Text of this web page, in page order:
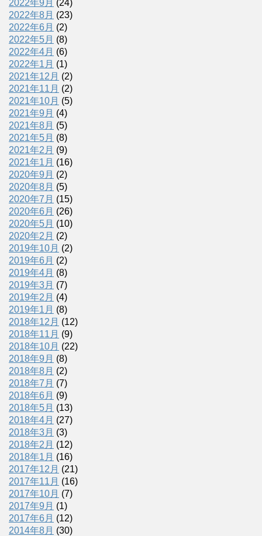
2022年9月 (24)
2022年8月 (23)
2022年6月 (2)
2022年5月 (8)
2022年4月 (6)
2022年1月 (1)
2021年12月 (2)
2021年11月 (2)
2021年10月 (5)
2021年9月 (4)
2021年8月 (5)
2021年5月 (8)
2021年2月 (9)
2021年1月 (16)
2020年9月 (2)
2020年8月 (5)
2020年7月 (15)
2020年6月 (26)
2020年5月 (10)
2020年2月 (2)
2019年10月 (2)
2019年6月 (2)
2019年4月 (8)
2019年3月 (7)
2019年2月 (4)
2019年1月 (8)
2018年12月 (12)
2018年11月 (9)
2018年10月 (22)
2018年9月 (8)
2018年8月 (2)
2018年7月 (7)
2018年6月 (9)
2018年5月 (13)
2018年4月 (27)
2018年3月 (3)
2018年2月 (12)
2018年1月 (16)
2017年12月 (21)
2017年11月 (16)
2017年10月 (7)
2017年9月 (1)
2017年6月 (12)
2014年8月 (30)